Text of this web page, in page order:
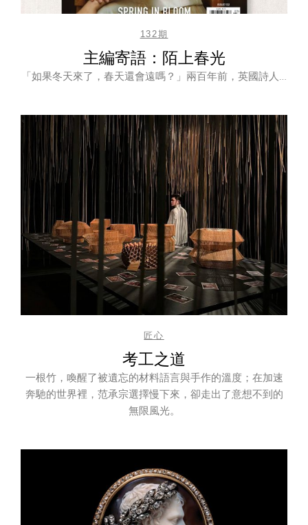
132期
主編寄語：陌上春光
「如果冬天來了，春天還會遠嗎？」兩百年前，英國詩人…
匠心
考工之道
一根竹，喚醒了被遺忘的材料語言與手作的溫度；在加速
奔馳的世界裡，范承宗選擇慢下來，卻走出了意想不到的
無限風光。